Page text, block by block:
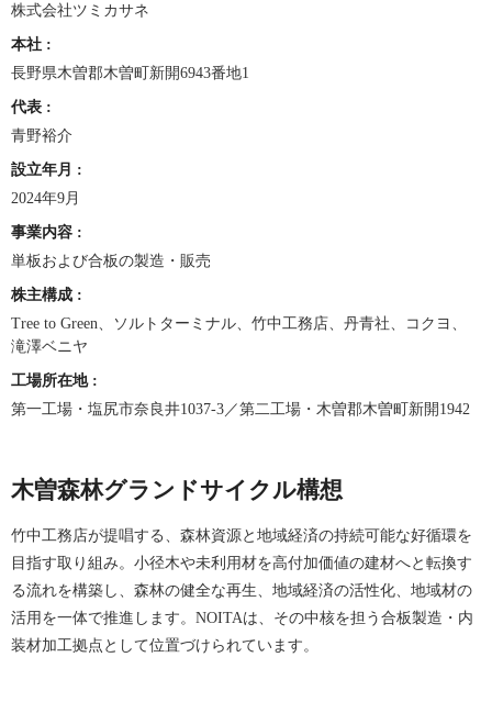
株式会社ツミカサネ
本社 :
長野県木曽郡木曽町新開6943番地1
代表 :
青野裕介
設立年月 :
2024年9月
事業内容 :
単板および合板の製造・販売
株主構成 :
Tree to Green、ソルトターミナル、竹中工務店、丹青社、コクヨ、
滝澤ベニヤ
工場所在地 :
第一工場・塩尻市奈良井1037-3／第二工場・木曽郡木曽町新開1942
木曽森林グランドサイクル構想
竹中工務店が提唱する、森林資源と地域経済の持続可能な好循環を
目指す取り組み。小径木や未利用材を高付加価値の建材へと転換す
る流れを構築し、森林の健全な再生、地域経済の活性化、地域材の
活用を一体で推進します。NOITAは、その中核を担う合板製造・内
装材加工拠点として位置づけられています。